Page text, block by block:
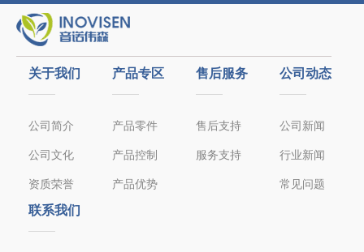
关于我们
公司简介
公司文化
资质荣誉
产品专区
产品零件
产品控制
产品优势
售后服务
售后支持
服务支持
公司动态
公司新闻
行业新闻
常见问题
联系我们